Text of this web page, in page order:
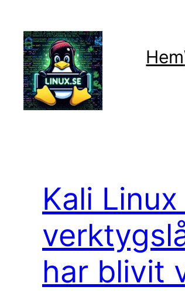
innehåll
Hem
Kali
har blivit